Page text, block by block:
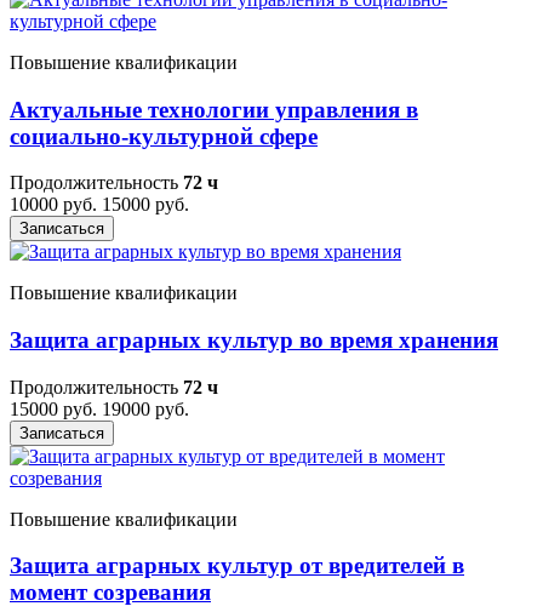
Повышение квалификации
Актуальные технологии управления в
социально-культурной сфере
Продолжительность 72 ч
10000 руб. 15000 руб.
Записаться
Повышение квалификации
Защита аграрных культур во время хранения
Продолжительность 72 ч
15000 руб. 19000 руб.
Записаться
Повышение квалификации
Защита аграрных культур от вредителей в
момент созревания